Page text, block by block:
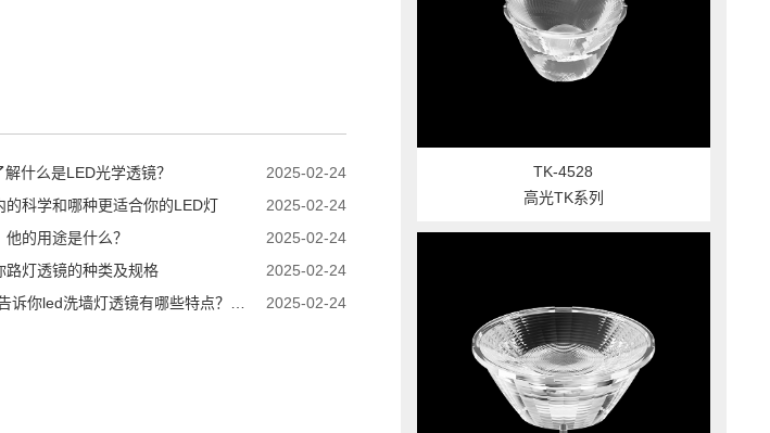
什么是LED光学透镜？
2025-02-24
的科学和哪种更适合你的LED灯
2025-02-24
的用途是什么？
2025-02-24
路灯透镜的种类及规格
2025-02-24
诉你led洗墙灯透镜有哪些特点？选
2025-02-24
TK-4528
高光TK系列